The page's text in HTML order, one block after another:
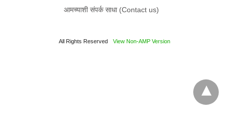
आमच्याशी संपर्क साधा (Contact us)
All Rights Reserved View Non-AMP Version